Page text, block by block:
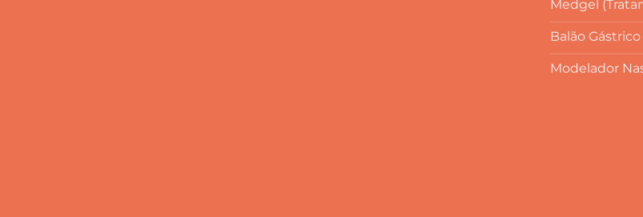
Medgel
Balão Gástrico
Modelador